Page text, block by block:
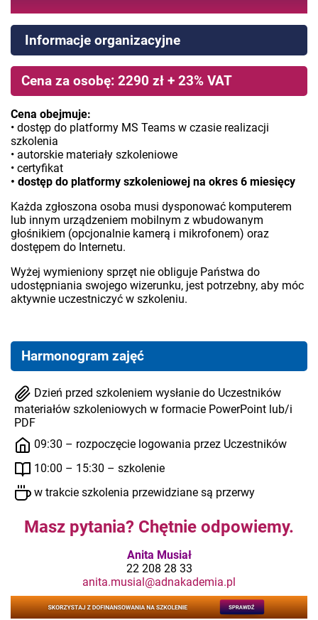
Informacje organizacyjne
Cena za osobę: 2290 zł + 23% VAT
Cena obejmuje:
• dostęp do platformy MS Teams w czasie realizacji
szkolenia
• autorskie materiały szkoleniowe
• certyfikat
• dostęp do platformy szkoleniowej na okres 6 miesięcy
Każda zgłoszona osoba musi dysponować komputerem
lub innym urządzeniem mobilnym z wbudowanym
głośnikiem (opcjonalnie kamerą i mikrofonem) oraz
dostępem do Internetu.
Wyżej wymieniony sprzęt nie obliguje Państwa do
udostępniania swojego wizerunku, jest potrzebny, aby móc
aktywnie uczestniczyć w szkoleniu.
Harmonogram zajęć
Dzień przed szkoleniem wysłanie do Uczestników
materiałów szkoleniowych w formacie PowerPoint lub/i
PDF
09:30 – rozpoczęcie logowania przez Uczestników
10:00 – 15:30 – szkolenie
w trakcie szkolenia przewidziane są przerwy
Masz pytania? Chętnie odpowiemy.
Anita Musiał
22 208 28 33
anita.musial@adnakademia.pl